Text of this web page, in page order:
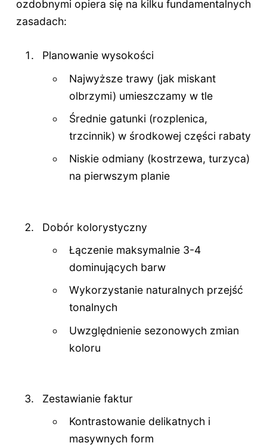
ozdobnymi opiera się na kilku fundamentalnych
zasadach:
Planowanie wysokości
Najwyższe trawy (jak miskant
olbrzymi) umieszczamy w tle
Średnie gatunki (rozplenica,
trzcinnik) w środkowej części rabaty
Niskie odmiany (kostrzewa, turzyca)
na pierwszym planie
Dobór kolorystyczny
Łączenie maksymalnie 3-4
dominujących barw
Wykorzystanie naturalnych przejść
tonalnych
Uwzględnienie sezonowych zmian
koloru
Zestawianie faktur
Kontrastowanie delikatnych i
masywnych form